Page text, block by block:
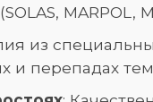
MARPOL,
из
и перепадах